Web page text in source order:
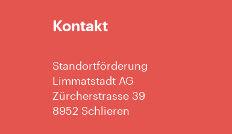
Kontakt
Standortförderung
Limmatstadt AG
Zürcherstrasse 39
8952 Schlieren